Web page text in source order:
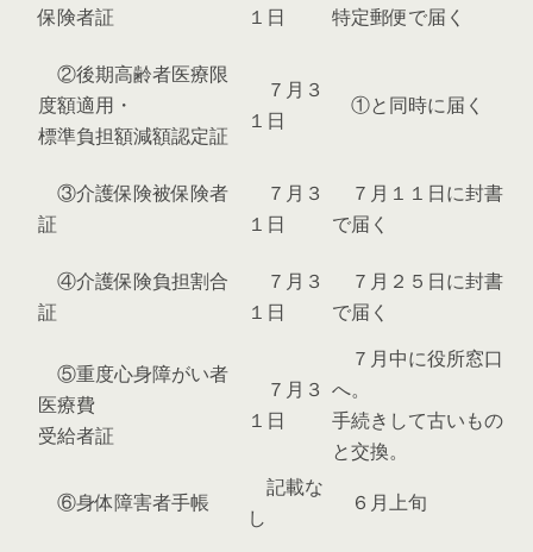
保険者証
１日
特定郵便で届く
②後期高齢者医療限
度額適用・
標準負担額減額認定証
７月３
１日
①と同時に届く
③介護保険被保険者
証
７月３
１日
７月１１日に封書
で届く
④介護保険負担割合
証
７月３
１日
７月２５日に封書
で届く
⑤重度心身障がい者
医療費
受給者証
７月３
１日
７月中に役所窓口
へ。
手続きして古いもの
と交換。
⑥身体障害者手帳
記載な
し
６月上旬